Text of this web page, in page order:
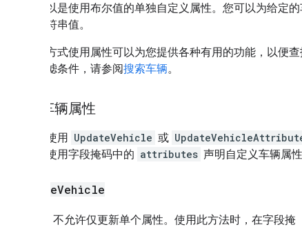
个都可以是使用布尔值的单独自定义属性。您可以为给定
应的字符串值。
以这种方式使用属性可以为您提供各种有用的功能，以便
查询过滤条件，请参阅搜索车辆。
更新车辆属性
您可以使用 UpdateVehicle 或
您可以使用字段掩码中的 attributes 声明自定义车辆属
UpdateVehicle
此 API 不允许仅更新单个属性。使用此方法时，在字段掩